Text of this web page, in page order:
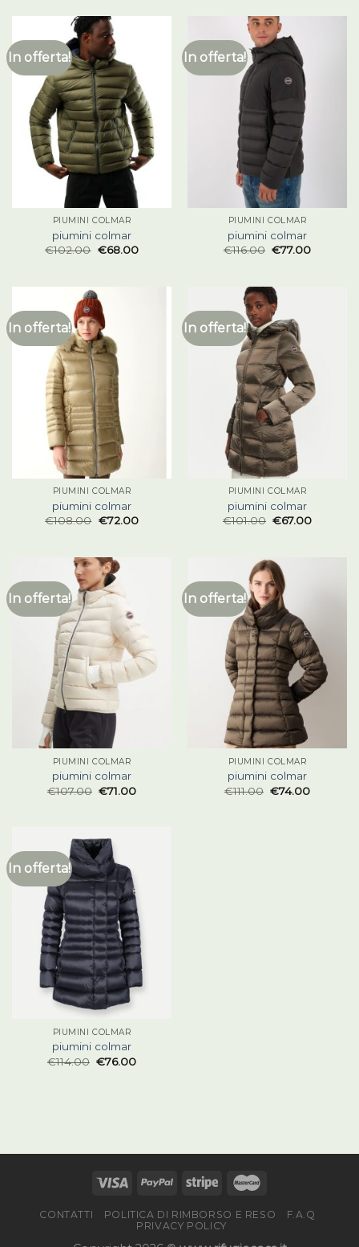
In offerta!
PIUMINI COLMAR
piumini colmar
€102.00 €68.00
In offerta!
PIUMINI COLMAR
piumini colmar
€116.00 €77.00
In offerta!
PIUMINI COLMAR
piumini colmar
€108.00 €72.00
In offerta!
PIUMINI COLMAR
piumini colmar
€101.00 €67.00
In offerta!
PIUMINI COLMAR
piumini colmar
€107.00 €71.00
In offerta!
PIUMINI COLMAR
piumini colmar
€111.00 €74.00
In offerta!
PIUMINI COLMAR
piumini colmar
€114.00 €76.00
CONTATTI POLITICA DI RIMBORSO E RESO
F.A.Q
PRIVACY POLICY